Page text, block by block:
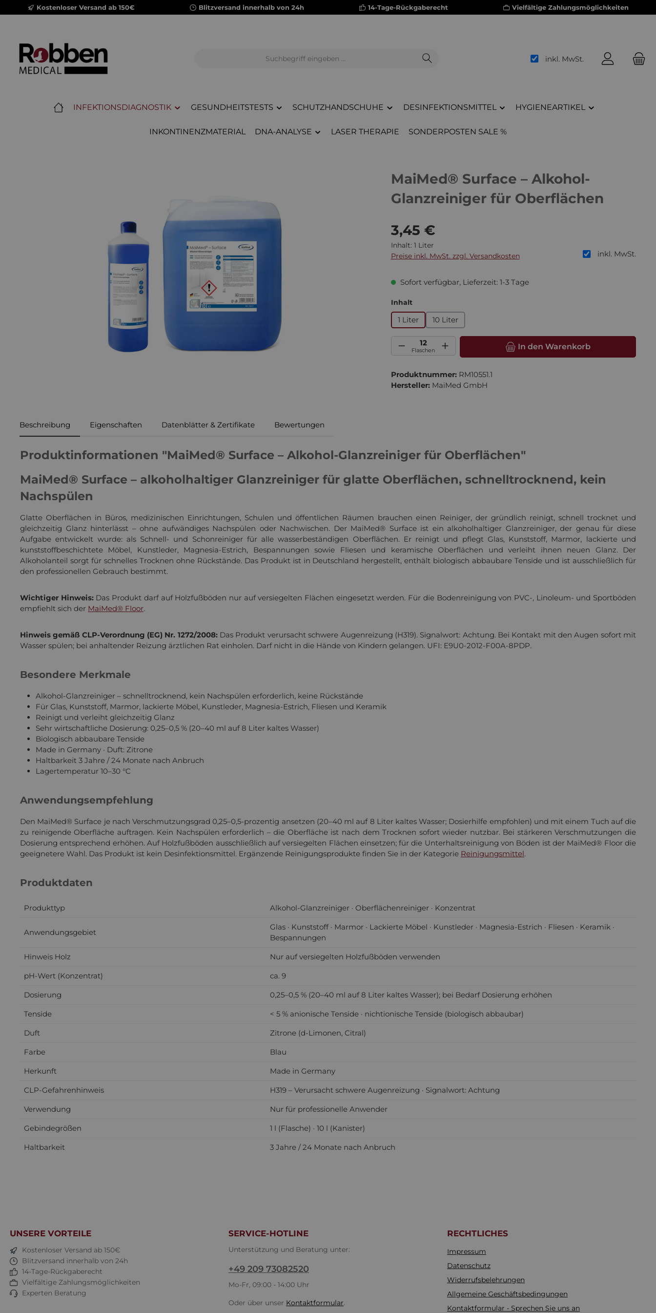
Hauptinhalt springen
Zur Suche springen
Zur Hauptnavigation springen
Kostenloser Versand ab 150€ Blitzversand innerhalb von 24h 14-Tage-Rückgaberecht Vielfältige Zahlungsmöglichkeiten
inkl. MwSt.
INFEKTIONSDIAGNOSTIK GESUNDHEITSTESTS SCHUTZHANDSCHUHE DESINFEKTIONSMITTEL HYGIENEARTIKEL
INKONTINENZMATERIAL DNA-ANALYSE LASER THERAPIE SONDERPOSTEN SALE %
MaiMed® Surface – Alkohol-
Glanzreiniger für Oberflächen
Regulärer Preis:
3,45 €
Inhalt: 1 Liter
inkl. MwSt.
Preise inkl. MwSt. zzgl. Versandkosten
Sofort verfügbar, Lieferzeit: 1-3 Tage
Inhaltauswählen
1 Liter 10 Liter
Produkt Anzahl: Gib den gewünschten Wert ein oder benutze die
Flaschen In den Warenkorb
Produktnummer: RM10551.1
Hersteller: MaiMed GmbH
Beschreibung Eigenschaften Datenblätter & Zertifikate Bewertungen
Produktinformationen "MaiMed® Surface – Alkohol-Glanzreiniger für Oberflächen"
MaiMed® Surface – alkoholhaltiger Glanzreiniger für glatte Oberflächen, schnelltrocknend, kein
Nachspülen
Glatte Oberflächen in Büros, medizinischen Einrichtungen, Schulen und öffentlichen Räumen brauchen einen Reiniger, der gründlich reinigt, schnell trocknet und
gleichzeitig Glanz hinterlässt – ohne aufwändiges Nachspülen oder Nachwischen. Der MaiMed® Surface ist ein alkoholhaltiger Glanzreiniger, der genau für diese
Aufgabe entwickelt wurde: als Schnell- und Schonreiniger für alle wasserbeständigen Oberflächen. Er reinigt und pflegt Glas, Kunststoff, Marmor, lackierte und
kunststoffbeschichtete Möbel, Kunstleder, Magnesia-Estrich, Bespannungen sowie Fliesen und keramische Oberflächen und verleiht ihnen neuen Glanz. Der
Alkoholanteil sorgt für schnelles Trocknen ohne Rückstände. Das Produkt ist in Deutschland hergestellt, enthält biologisch abbaubare Tenside und ist ausschließlich für
den professionellen Gebrauch bestimmt.
Wichtiger Hinweis:Das Produkt darf auf Holzfußböden nur auf versiegelten Flächen eingesetzt werden. Für die Bodenreinigung von PVC-, Linoleum- und Sportböden
empfiehlt sich der MaiMed® Floor.
Hinweis gemäß CLP-Verordnung (EG) Nr. 1272/2008:Das Produkt verursacht schwere Augenreizung (H319). Signalwort: Achtung. Bei Kontakt mit den Augen sofort mit
Wasser spülen; bei anhaltender Reizung ärztlichen Rat einholen. Darf nicht in die Hände von Kindern gelangen. UFI: E9U0-2012-F00A-8PDP.
Besondere Merkmale
Alkohol-Glanzreiniger – schnelltrocknend, kein Nachspülen erforderlich, keine Rückstände
Für Glas, Kunststoff, Marmor, lackierte Möbel, Kunstleder, Magnesia-Estrich, Fliesen und Keramik
Reinigt und verleiht gleichzeitig Glanz
Sehr wirtschaftliche Dosierung: 0,25–0,5 % (20–40 ml auf 8 Liter kaltes Wasser)
Biologisch abbaubare Tenside
Made in Germany · Duft: Zitrone
Haltbarkeit 3 Jahre / 24 Monate nach Anbruch
Lagertemperatur 10–30 °C
Anwendungsempfehlung
Den MaiMed® Surface je nach Verschmutzungsgrad 0,25–0,5-prozentig ansetzen (20–40 ml auf 8 Liter kaltes Wasser; Dosierhilfe empfohlen) und mit einem Tuch auf die
zu reinigende Oberfläche auftragen. Kein Nachspülen erforderlich – die Oberfläche ist nach dem Trocknen sofort wieder nutzbar. Bei stärkeren Verschmutzungen die
Dosierung entsprechend erhöhen. Auf Holzfußböden ausschließlich auf versiegelten Flächen einsetzen; für die Unterhaltsreinigung von Böden ist der MaiMed® Floor die
geeignetere Wahl. Das Produkt ist kein Desinfektionsmittel. Ergänzende Reinigungsprodukte finden Sie in der Kategorie Reinigungsmittel.
Produktdaten
Produkttyp Alkohol-Glanzreiniger · Oberflächenreiniger · Konzentrat
Anwendungsgebiet
Glas · Kunststoff · Marmor · Lackierte Möbel · Kunstleder · Magnesia-Estrich · Fliesen · Keramik ·
Bespannungen
Hinweis Holz Nur auf versiegelten Holzfußböden verwenden
pH-Wert (Konzentrat) ca. 9
Dosierung 0,25–0,5 % (20–40 ml auf 8 Liter kaltes Wasser); bei Bedarf Dosierung erhöhen
Tenside < 5 % anionische Tenside · nichtionische Tenside (biologisch abbaubar)
Duft Zitrone (d-Limonen, Citral)
Farbe Blau
Herkunft Made in Germany
CLP-Gefahrenhinweis H319 – Verursacht schwere Augenreizung · Signalwort: Achtung
Verwendung Nur für professionelle Anwender
Gebindegrößen 1 l (Flasche) · 10 l (Kanister)
Haltbarkeit 3 Jahre / 24 Monate nach Anbruch
SERVICE-HOTLINE
Unterstützung und Beratung unter:
+49 209 73082520
Mo-Fr, 09:00 - 14:00 Uhr
Oder über unser Kontaktformular.
RECHTLICHES
Impressum
Datenschutz
Widerrufsbelehrungen
Allgemeine Geschäftsbedingungen
Kontaktformular - Sprechen Sie uns an
UNSERE VORTEILE
Kostenloser Versand ab 150€
Blitzversand innerhalb von 24h
14-Tage-Rückgaberecht
Vielfältige Zahlungsmöglichkeiten
Experten Beratung
Wir respektieren Ihre Privatsphäre
Diese Website verwendet Cookies, um Ihnen die bestmögliche Funktionalität bieten zu können...